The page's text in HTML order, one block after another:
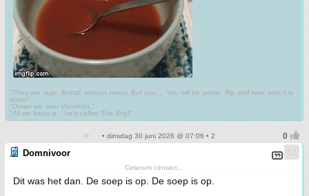
"They are rage. Brutal, without mercy. But you.... You will be worse. Rip and tear, until it is
done!"
"Omae wa mou shindeiru."
"All we know is... he's called The Stig!"
• dinsdag 30 juni 2026 @ 07:06 • 2
Domnivoor
Ceterum censeo...
Dit was het dan. De soep is op. De soep is op.